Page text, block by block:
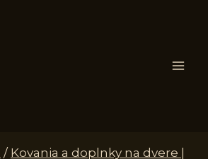
/ Kovania a doplnky na dvere |